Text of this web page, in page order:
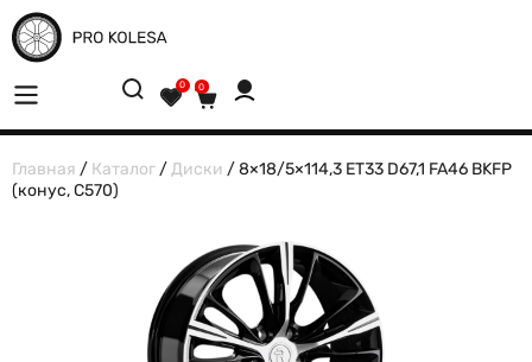
0 0
Главная / Каталог /Диски / 8×18/5×114,3 ET33 D67,1 FA46 BKFP
(конус, C570)